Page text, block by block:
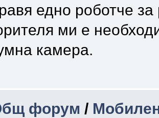
едно роботче
ми е
камера.
форум /